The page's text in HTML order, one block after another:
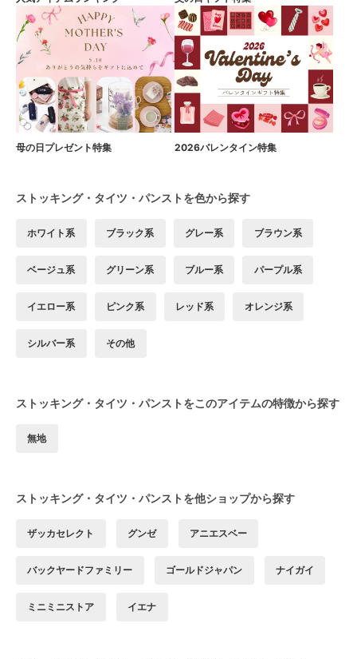
母の日プレゼント特集 2026バレンタイン特集
ストッキング・タイツ・パンストを色から探す
ホワイト系 ブラック系 グレー系 ブラウン系
ベージュ系 グリーン系 ブルー系 パープル系
イエロー系 ピンク系 レッド系 オレンジ系
シルバー系 その他
ストッキング・タイツ・パンストをこのアイテムの特徴から探す
無地
ストッキング・タイツ・パンストを他ショップから探す
ザッカセレクト グンゼ アニエスベー
バックヤードファミリー ゴールドジャパン ナイガイ
ミニミニストア イエナ